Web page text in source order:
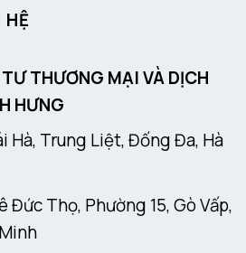
THƯƠNG MẠI VÀ DỊCH
HƯNG
Hà, Trung Liệt, Đống Đa, Hà
Đức Thọ, Phường 15, Gò Vấp,